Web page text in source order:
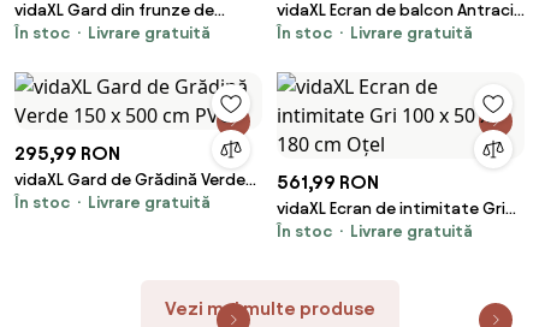
vidaXL Gard din frunze de
arbust artificiale, 6 buc., verde,
În stoc Livrare gratuită
vidaXL Ecran de balcon Antracit
100 x 800 cm Material Oxford
În stoc Livrare gratuită
295,99 RON
vidaXL Gard de Grădină Verde
150 x 500 cm PVC
În stoc Livrare gratuită
561,99 RON
vidaXL Ecran de intimitate Gri
100 x 50 x 180 cm Oțel
În stoc Livrare gratuită
Vezi mai multe produse